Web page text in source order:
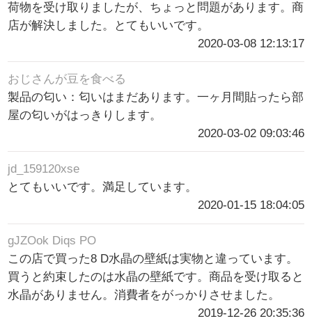
荷物を受け取りましたが、ちょっと問題があります。商
店が解決しました。とてもいいです。
2020-03-08 12:13:17
おじさんが豆を食べる
製品の匂い：匂いはまだあります。一ヶ月間貼ったら部
屋の匂いがはっきりします。
2020-03-02 09:03:46
jd_159120xse
とてもいいです。満足しています。
2020-01-15 18:04:05
gJZOok Diqs PO
この店で買った8 D水晶の壁紙は実物と違っています。
買うと約束したのは水晶の壁紙です。商品を受け取ると
水晶がありません。消費者をがっかりさせました。
2019-12-26 20:35:36